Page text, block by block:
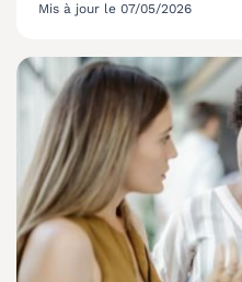
Mis à jour le 07/05/2026